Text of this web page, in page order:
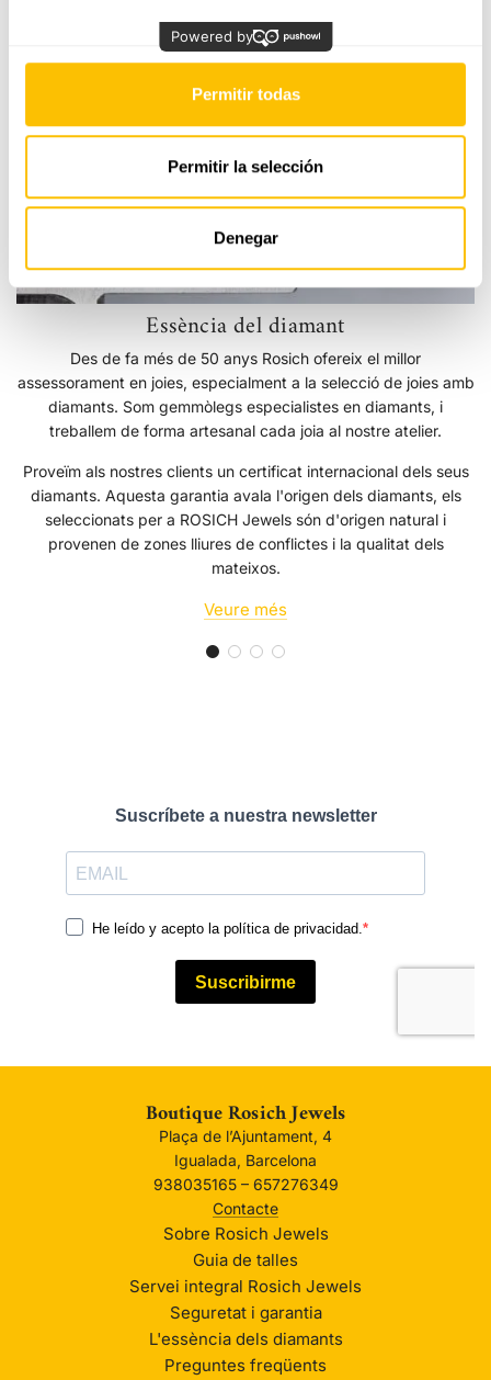
Permitir todas
Permitir la selección
Denegar
Essència
del
diamant
Essència del diamant
Des de fa més de 50 anys Rosich ofereix el millor
assessorament en joies, especialment a la selecció de joies amb
diamants. Som gemmòlegs especialistes en diamants, i
treballem de forma artesanal cada joia al nostre atelier.
Proveïm als nostres clients un certificat internacional dels seus
diamants. Aquesta garantia avala l'origen dels diamants, els
seleccionats per a ROSICH Jewels són d'origen natural i
provenen de zones lliures de conflictes i la qualitat dels
mateixos.
Veure més
Boutique Rosich Jewels
Plaça de l’Ajuntament, 4
Igualada, Barcelona
938035165 – 657276349
Contacte
Sobre Rosich Jewels
Guia de talles
Servei integral Rosich Jewels
Seguretat i garantia
L'essència dels diamants
Preguntes freqüents